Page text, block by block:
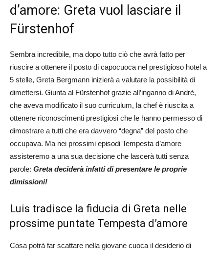
d’amore: Greta vuol lasciare il
Fürstenhof
Sembra incredibile, ma dopo tutto ciò che avrà fatto per
riuscire a ottenere il posto di capocuoca nel prestigioso hotel a
5 stelle, Greta Bergmann inizierà a valutare la possibilità di
dimettersi. Giunta al Fürstenhof grazie all’inganno di Andrè,
che aveva modificato il suo curriculum, la chef è riuscita a
ottenere riconoscimenti prestigiosi che le hanno permesso di
dimostrare a tutti che era davvero “degna” del posto che
occupava. Ma nei prossimi episodi Tempesta d’amore
assisteremo a una sua decisione che lascerà tutti senza
parole: Greta deciderà infatti di presentare le proprie
dimissioni!
Luis tradisce la fiducia di Greta nelle
prossime puntate Tempesta d’amore
Cosa potrà far scattare nella giovane cuoca il desiderio di